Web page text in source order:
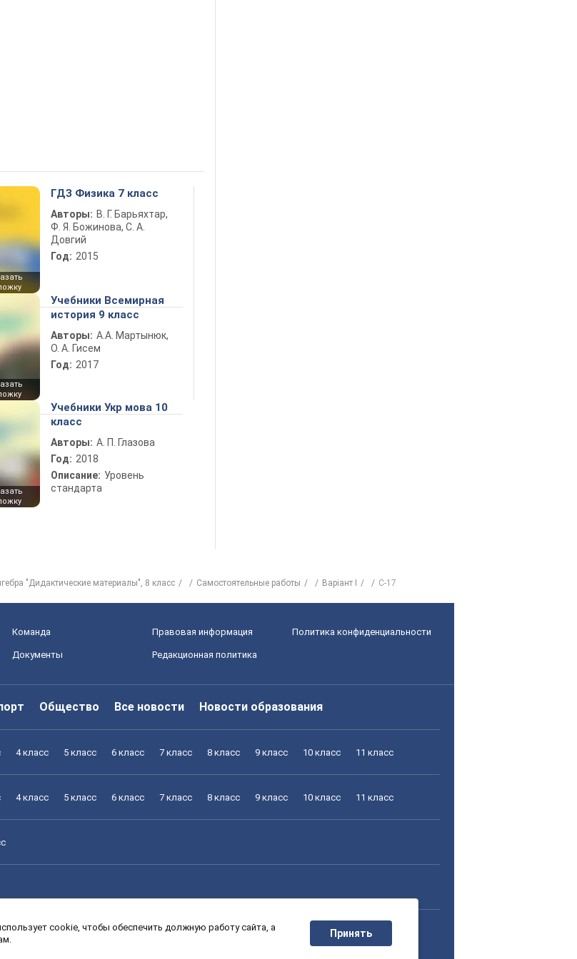
ГДЗ Физика 7 класс
Авторы: В. Г. Барьяхтар,
Ф. Я. Божинова, С. А.
Довгий
Год: 2015
Учебники Всемирная
история 9 класс
Авторы: А.А. Мартынюк,
О. А. Гисем
Год: 2017
Учебники Укр мова 10
класс
Авторы: А. П. Глазова
Год: 2018
Описание: Уровень
стандарта
"Дидактические материалы", 8 класс Самостоятельные работы Варіант I C-17
Команда Правовая информация Политика конфиденциальности
Документы Редакционная политика
Общество Все новости Новости образования
4 класс 5 класс 6 класс 7 класс 8 класс 9 класс 10 класс 11 класс
4 класс 5 класс 6 класс 7 класс 8 класс 9 класс 10 класс 11 класс
4 класс 5 класс 6 класс 7 класс 8 класс 9 класс 10 класс 11 класс
cookie, чтобы обеспечить должную работу сайта, а
Принять